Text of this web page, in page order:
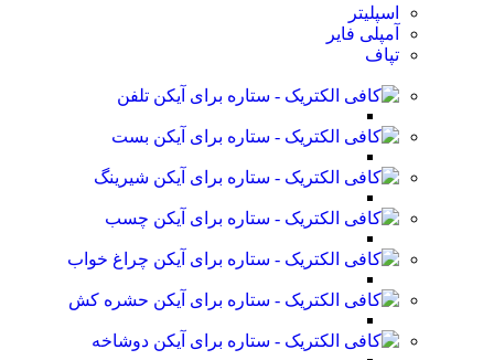
اسپلیتر
آمپلی فایر
تپاف
تلفن
بست
شیرینگ
چسب
چراغ خواب
حشره کش
دوشاخه